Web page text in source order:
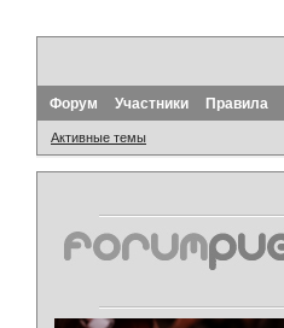
Форум Участники Правила
Активные темы